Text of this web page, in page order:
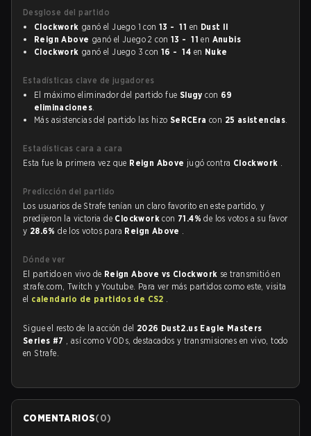
Desglose del partido
Clockwork ganó el Juego 1 con13 - 11 en Dust II
Reign Above ganó el Juego 2 con 13 - 11 en Anubis
Clockwork ganó el Juego 3 con16 - 14 en Nuke
Estadísticas clave de jugadores
El máximo eliminador del partido fue Slugy con 69
eliminaciones.
Más asistencias del partido las hizo SeRCEra con 25 asistencias.
Estadísticas cara a cara
Esta fue la primera vez que Reign Above jugó contra Clockwork .
Predicción del partido
Los usuarios de Strafe tenían un claro favorito en este partido, y
predijeron la victoria de Clockworkcon 71.4%de los votos a su favor
y 28.6%de los votos para Reign Above .
Dónde ver
El partido en vivo de Reign Above vs Clockwork se transmitió en
strafe.com, Twitch y Youtube. Para ver más partidos como este, visita
el calendario de partidos de CS2 .
Sigue el resto de la acción del 2026 Dust2.us Eagle Masters
Series #7 , así como VODs, destacados y transmisiones en vivo, todo
en Strafe.
COMENTARIOS(0)